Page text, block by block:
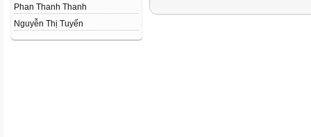
Phan Thanh Thanh
Nguyễn Thị Tuyến